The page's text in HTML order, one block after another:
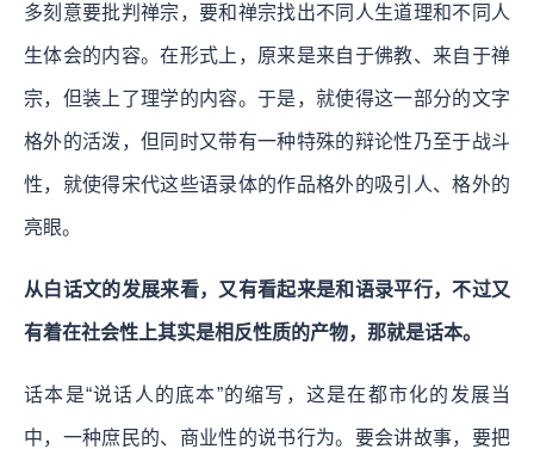
多刻意要批判禅宗，要和禅宗找出不同人生道理和不同人
生体会的内容。在形式上，原来是来自于佛教、来自于禅
宗，但装上了理学的内容。于是，就使得这一部分的文字
格外的活泼，但同时又带有一种特殊的辩论性乃至于战斗
性，就使得宋代这些语录体的作品格外的吸引人、格外的
亮眼。
从白话文的发展来看，又有看起来是和语录平行，不过又
有着在社会性上其实是相反性质的产物，那就是话本。
话本是“说话人的底本”的缩写，这是在都市化的发展当
中，一种庶民的、商业性的说书行为。要会讲故事，要把